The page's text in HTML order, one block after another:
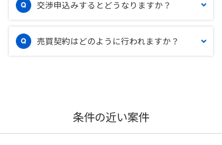
交渉申込みするとどうなりますか？
売買契約はどのように行われますか？
条件の近い案件